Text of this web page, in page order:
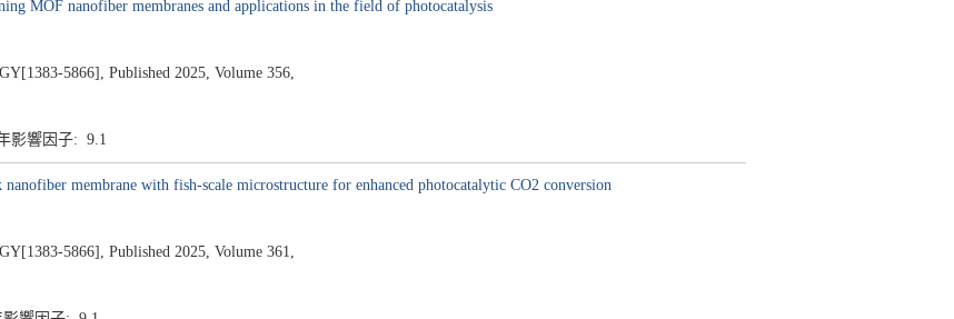
MOF nanofiber membranes and applications in the field of photocatalysis
5866], Published 2025, Volume 356,
影響因子: 9.1
membrane with fish-scale microstructure for enhanced photocatalytic CO2 conversion
5866], Published 2025, Volume 361,